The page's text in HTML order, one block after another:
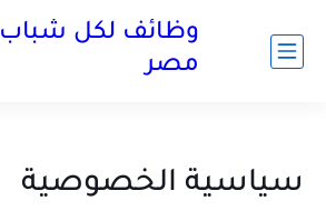
وظائف لكل شباب
مصر
سياسية الخصوصية